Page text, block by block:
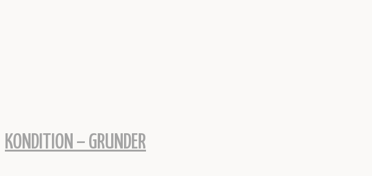
KONDITION – GRUNDER